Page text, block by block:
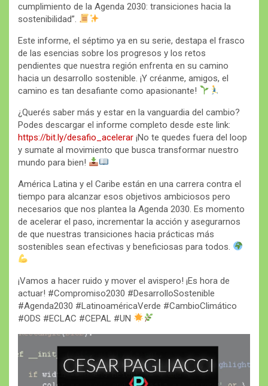
cumplimiento de la Agenda 2030: transiciones hacia la
sostenibilidad”.
Este informe, el séptimo ya en su serie, destapa el frasco
de las esencias sobre los progresos y los retos
pendientes que nuestra región enfrenta en su camino
hacia un desarrollo sostenible. ¡Y créanme, amigos, el
camino es tan desafiante como apasionante!
¿Querés saber más y estar en la vanguardia del cambio?
Podes descargar el informe completo desde este link:
https://bit.ly/desafio_acelerar ¡No te quedes fuera del loop
y sumate al movimiento que busca transformar nuestro
mundo para bien!
América Latina y el Caribe están en una carrera contra el
tiempo para alcanzar esos objetivos ambiciosos pero
necesarios que nos plantea la Agenda 2030. Es momento
de acelerar el paso, incrementar la acción y asegurarnos
de que nuestras transiciones hacia prácticas más
sostenibles sean efectivas y beneficiosas para todos.
¡Vamos a hacer ruido y mover el avispero! ¡Es hora de
actuar! #Compromiso2030 #DesarrolloSostenible
#Agenda2030 #LatinoaméricaVerde #CambioClimático
#ODS #ECLAC #CEPAL #UN